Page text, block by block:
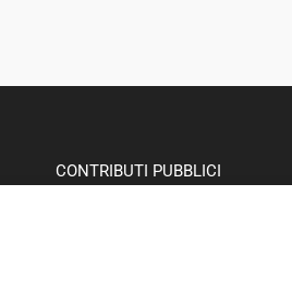
CONTRIBUTI PUBBLICI